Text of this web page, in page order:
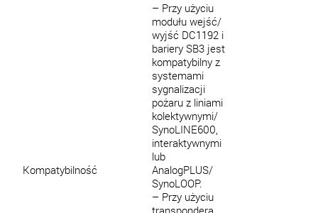
Kompatybilność
– Przy użyciu
modułu wejść/
wyjść DC1192 i
bariery SB3 jest
kompatybilny z
systemami
sygnalizacji
pożaru z liniami
kolektywnymi/
SynoLINE600,
interaktywnymi
lub
AnalogPLUS/
SynoLOOP.
– Przy użyciu
transpondera